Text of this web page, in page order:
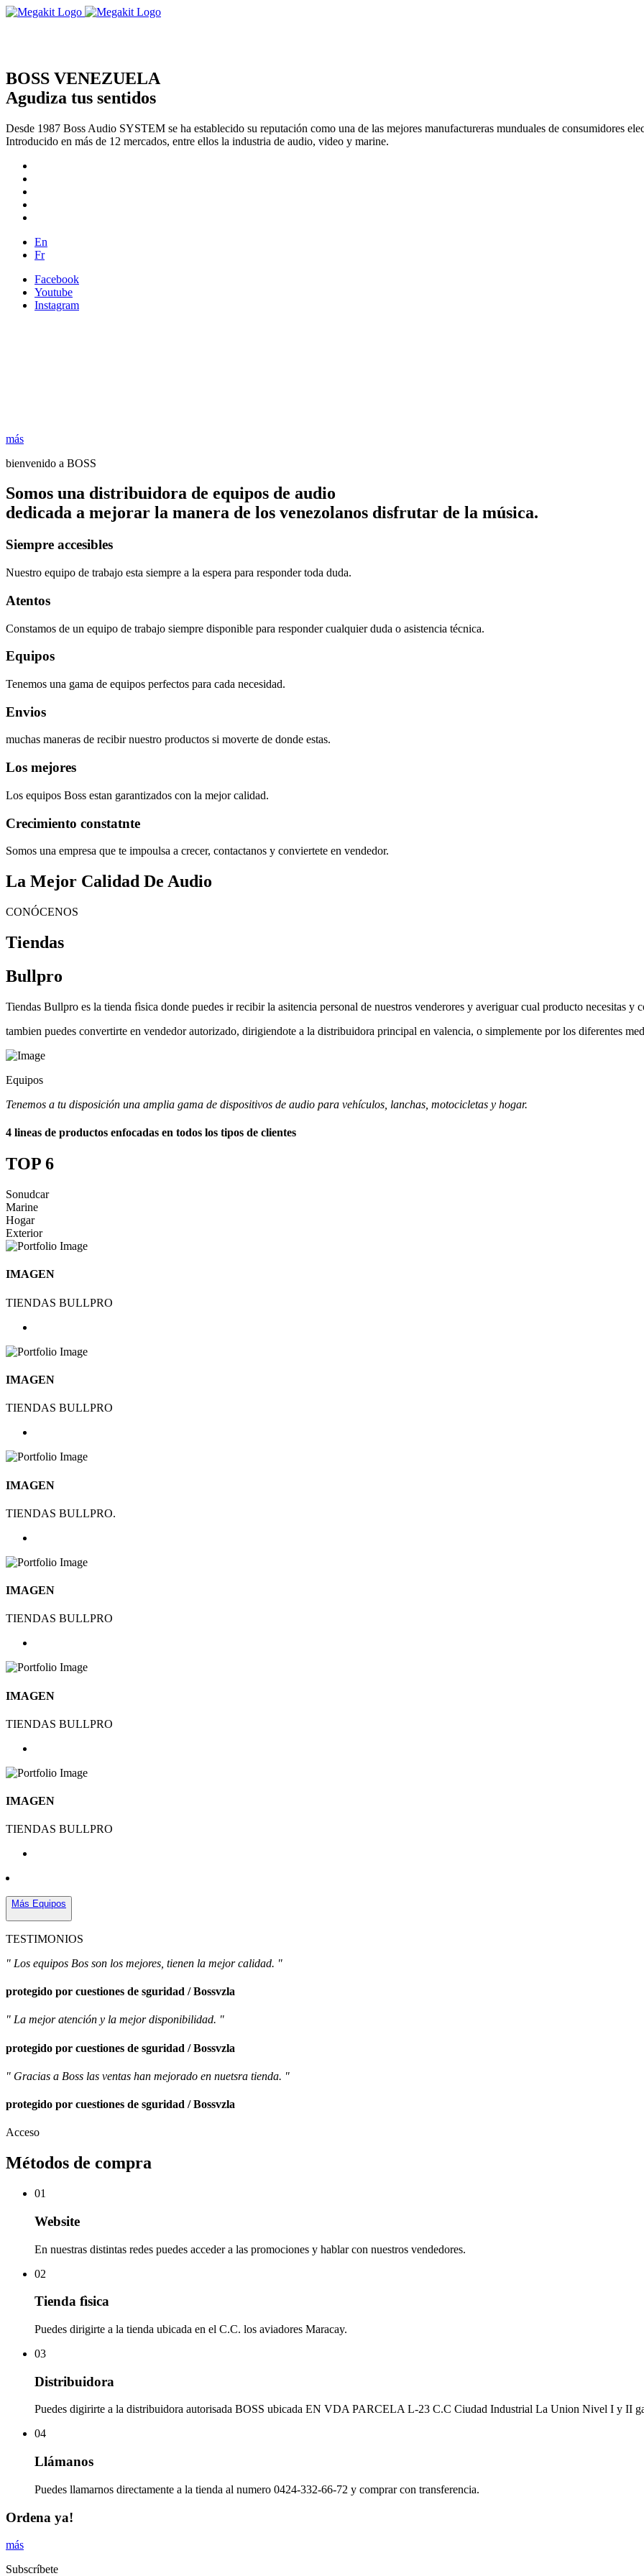
BOSS VENEZUELA
Agudiza tus sentidos
Desde 1987 Boss Audio SYSTEM se ha establecido su reputación como una de las mejores manufactureras munduales de consumidores
Introducido en más de 12 mercados, entre ellos la industria de audio, video y marine.
En
Fr
Facebook
Youtube
Instagram
más
bienvenido a BOSS
Somos una distribuidora de equipos de audio
dedicada a mejorar la manera de los venezolanos disfrutar de la música.
Siempre accesibles
Nuestro equipo de trabajo esta siempre a la espera para responder toda duda.
Atentos
Constamos de un equipo de trabajo siempre disponible para responder cualquier duda o asistencia técnica.
Equipos
Tenemos una gama de equipos perfectos para cada necesidad.
Envios
muchas maneras de recibir nuestro productos si moverte de donde estas.
Los mejores
Los equipos Boss estan garantizados con la mejor calidad.
Crecimiento constatnte
Somos una empresa que te impoulsa a crecer, contactanos y conviertete en vendedor.
La Mejor Calidad De Audio
CONÓCENOS
Tiendas
Bullpro
Tiendas Bullpro es la tienda fìsica donde puedes ir recibir la asitencia personal de nuestros venderores y averiguar cual producto necesitas y
tambien puedes convertirte en vendedor autorizado, dirigiendote a la distribuidora principal en valencia, o simplemente por los diferentes
Equipos
Tenemos a tu disposición una amplia gama de dispositivos de audio para vehículos, lanchas, motocicletas y hogar.
4 lineas de productos enfocadas en todos los tipos de clientes
TOP 6
Sonudcar
Marine
Hogar
Exterior
IMAGEN
TIENDAS BULLPRO
IMAGEN
TIENDAS BULLPRO
IMAGEN
TIENDAS BULLPRO.
IMAGEN
TIENDAS BULLPRO
IMAGEN
TIENDAS BULLPRO
IMAGEN
TIENDAS BULLPRO
Más Equipos
TESTIMONIOS
" Los equipos Bos son los mejores, tienen la mejor calidad. "
protegido por cuestiones de sguridad / Bossvzla
" La mejor atención y la mejor disponibilidad. "
protegido por cuestiones de sguridad / Bossvzla
" Gracias a Boss las ventas han mejorado en nuetsra tienda. "
protegido por cuestiones de sguridad / Bossvzla
Acceso
Métodos de compra
01
Website
En nuestras distintas redes puedes acceder a las promociones y hablar con nuestros vendedores.
02
Tienda fìsica
Puedes dirigirte a la tienda ubicada en el C.C. los aviadores Maracay.
03
Distribuidora
Puedes digirirte a la distribuidora autorisada BOSS ubicada EN VDA PARCELA L-23 C.C Ciudad Industrial La Union Nivel I y II
04
Llámanos
Puedes llamarnos directamente a la tienda al numero 0424-332-66-72 y comprar con transferencia.
Ordena ya!
más
Subscríbete